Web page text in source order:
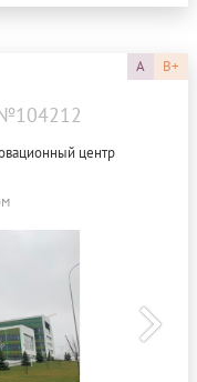
A B+
центр